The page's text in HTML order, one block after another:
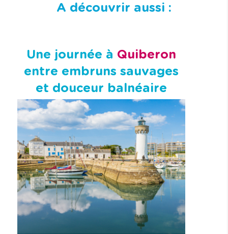
A découvrir aussi :
Une journée à Quiberon
entre embruns sauvages
et douceur balnéaire